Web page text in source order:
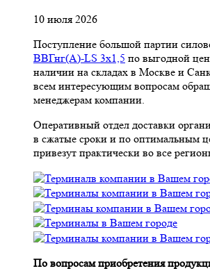
10 июля 2026
Поступление большой партии
ВВГнг(A)-LS 3х1,5 по выгодной
наличии на складах в Москве и
всем интересующим вопросам
менеджерам компании.
Оперативный отдел доставки
в сжатые сроки и по оптимальным
привезут практически во все
По вопросам приобретения